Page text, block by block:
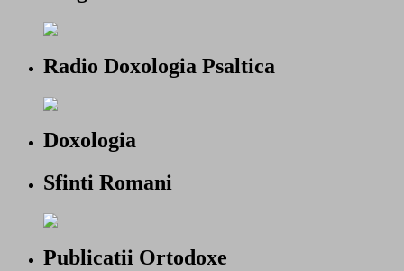
Radio Doxologia Psaltica
Doxologia
Sfinti Romani
Publicatii Ortodoxe